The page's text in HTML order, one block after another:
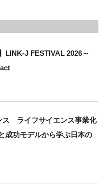
LINK-J FESTIVAL 2026～
ス ライフサイエンス事業化
成功モデルから学ぶ日本の